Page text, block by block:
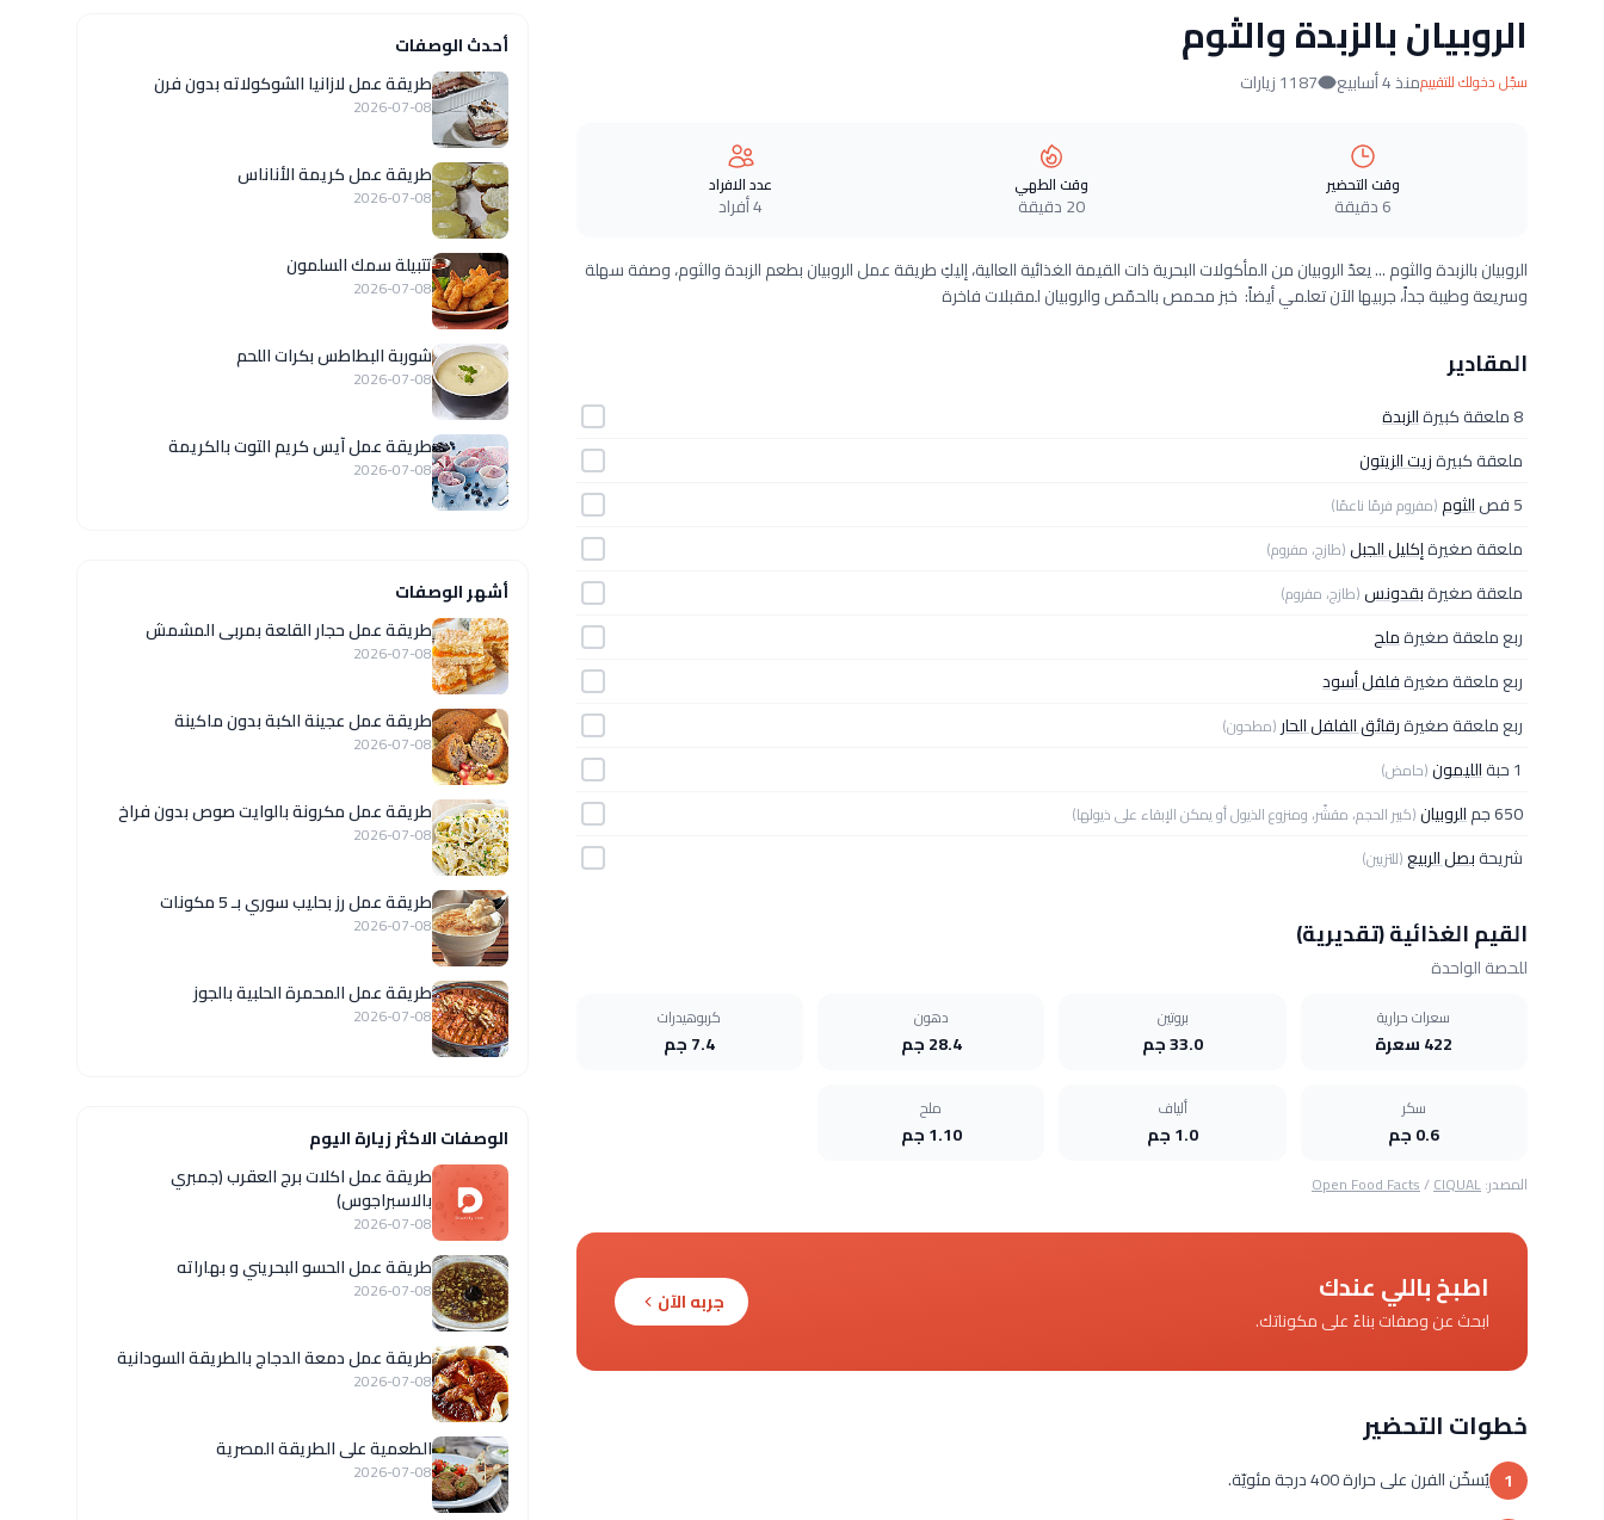
الروبيان بالزبدة والثوم
سجّل دخولك للتقييممنذ 4 أسابيع 1187 زيارات
وقت التحضير
6 دقيقة
وقت الطهي
20 دقيقة
عدد الافراد
4 أفراد
الروبيان بالزبدة والثوم ... يعدّ الروبيان من المأكولات البحرية ذات القيمة الغذائية العالية، إليكِ طريقة عمل الروبيان بطعم الزبدة والثوم، وصفة سهلة
وسريعة وطيبة جداً، جربيها الآن تعلمي أيضاً: خبز محمص بالحمّص والروبيان لمقبلات فاخرة
المقادير
8 ملعقة كبيرة
الزبدة
ملعقة كبيرةزيت الزيتون
5 فص
الثوم(مفروم فرمًا ناعمًا)
ملعقة صغيرةإكليل الجبل(طازج، مفروم)
ملعقة صغيرةبقدونس(طازج، مفروم)
ربع ملعقة صغيرةملح
ربع ملعقة صغيرةفلفل أسود
ربع ملعقة صغيرةرقائق الفلفل الحار (مطحون)
1 حبة الليمون(حامض)
650 جم الروبيان(كبير الحجم، مقشّر، ومنزوع الذيول أو يمكن الإبقاء على ذيولها)
شريحةبصل الربيع(للتزيين)
القيم الغذائية (تقديرية)
للحصة الواحدة
سعرات حرارية
422 سعرة
بروتين
33.0 جم
دهون
28.4 جم
كربوهيدرات
7.4 جم
سكر
0.6 جم
ألياف
1.0 جم
ملح
1.10 جم
المصدر: Open Food Facts/CIQUAL
اطبخ باللي عندك
ابحث عن وصفات بناءً على مكوناتك.
جربه الآن
خطوات التحضير
1 يُسخّن الفرن على حرارة 400 درجة مئويّة.
أحدث الوصفات
طريقة عمل لازانيا الشوكولاته بدون فرن
2026-07-08
طريقة عمل كريمة الأناناس
2026-07-08
تتبيلة سمك السلمون
2026-07-08
شوربة البطاطس بكرات اللحم
2026-07-08
طريقة عمل آيس كريم التوت بالكريمة
2026-07-08
أشهر الوصفات
طريقة عمل حجار القلعة بمربى المشمش
2026-07-08
طريقة عمل عجينة الكبة بدون ماكينة
2026-07-08
طريقة عمل مكرونة بالوايت صوص بدون فراخ
2026-07-08
طريقة عمل رز بحليب سوري بـ 5 مكونات
2026-07-08
طريقة عمل المحمرة الحلبية بالجوز
2026-07-08
الوصفات الاكثر زيارة اليوم
طريقة عمل اكلات برج العقرب (جمبري
بالاسبراجوس)
2026-07-08
طريقة عمل الحسو البحريني و بهاراته
2026-07-08
طريقة عمل دمعة الدجاج بالطريقة السودانية
2026-07-08
الطعمية على الطريقة المصرية
2026-07-08